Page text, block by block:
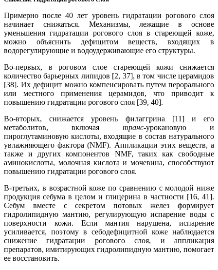
Примерно после 40 лет уровень гидратации рогового слоя
начинает снижаться. Механизмы, лежащие в основе
уменьшения гидратации рогового слоя в стареющей коже,
можно объяснить дефицитом веществ, входящих в
водорегулирующие и водоудерживающие его структуры.
Во-первых, в роговом слое стареющей кожи снижается
количество барьерных липидов [2, 37], в том числе церамидов
[38]. Их дефицит можно компенсировать путем перорального
или местного применения церамидов, что приводит к
повышению гидратации рогового слоя [39, 40].
Во-вторых, снижается уровень филаггрина [11] и его
метаболитов, включая транс-урокановую и
пироглутаминовую кислоты, входящие в состав натурального
увлажняющего фактора (NMF). Аппликации этих веществ, а
также и других компонентов NMF, таких как свободные
аминокислоты, молочная кислота и мочевина, способствуют
повышению гидратации рогового слоя.
В-третьих, в возрастной коже по сравнению с молодой ниже
продукция себума в целом и глицерина в частности [16, 41].
Себум вместе с секретом потовых желез формирует
гидролипидную мантию, регулирующую испарение воды с
поверхности кожи. Если мантия нарушена, испарение
усиливается, поэтому в себодефицитной коже наблюдается
снижение гидратации рогового слоя, и аппликация
препаратов, имитирующих гидролипидную мантию, помогает
ее восстановить.